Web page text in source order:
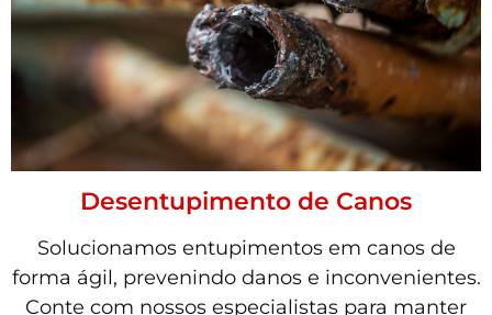
Desentupimento de Canos
Solucionamos entupimentos em canos de
forma ágil, prevenindo danos e inconvenientes.
Conte com nossos especialistas para manter